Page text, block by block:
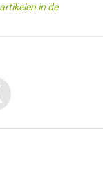
artikelen in de